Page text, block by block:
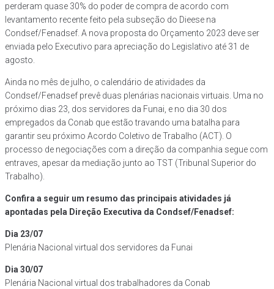
perderam quase 30% do poder de compra de acordo com
levantamento recente feito pela subseção do Dieese na
Condsef/Fenadsef. A nova proposta do Orçamento 2023 deve ser
enviada pelo Executivo para apreciação do Legislativo até 31 de
agosto.
Ainda no mês de julho, o calendário de atividades da
Condsef/Fenadsef prevê duas plenárias nacionais virtuais. Uma no
próximo dias 23, dos servidores da Funai, e no dia 30 dos
empregados da Conab que estão travando uma batalha para
garantir seu próximo Acordo Coletivo de Trabalho (ACT). O
processo de negociações com a direção da companhia segue com
entraves, apesar da mediação junto ao TST (Tribunal Superior do
Trabalho).
Confira a seguir um resumo das principais atividades já
apontadas pela Direção Executiva da Condsef/Fenadsef:
Dia 23/07
Plenária Nacional virtual dos servidores da Funai
Dia 30/07
Plenária Nacional virtual dos trabalhadores da Conab